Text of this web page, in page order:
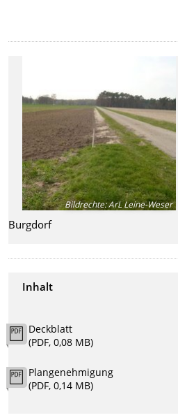
Bildrechte:ArL Leine-Weser
Burgdorf
Inhalt
Deckblatt
(PDF, 0,08 MB)
Plangenehmigung
(PDF, 0,14 MB)